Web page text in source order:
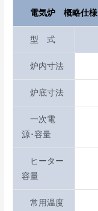
電気炉 概略仕様
型 式
炉内寸法
炉底寸法
一次電
源･容量
ヒーター
容量
常用温度